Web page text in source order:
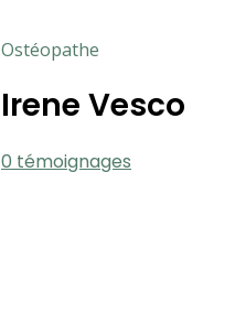
Ostéopathe
Irene Vesco
0 témoignages